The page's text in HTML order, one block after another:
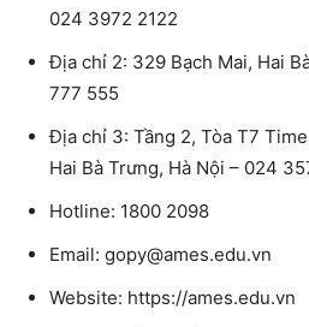
024 3972 2122
Địa chỉ 2: 329 Bạch Mai, Hai
777 555
Địa chỉ 3: Tầng 2, Tòa T7
Hai Bà Trưng, Hà Nội – 024
Hotline: 1800 2098
Email: gopy@ames.edu.vn
Website: https://ames.edu.vn